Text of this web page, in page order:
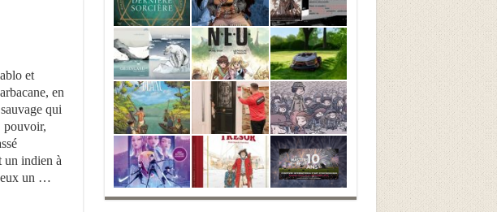
et
en
qui
pouvoir,
indien à
un …